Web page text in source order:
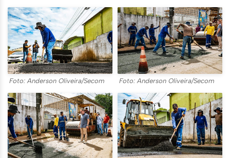
Foto: Anderson Oliveira/Secom Foto: Anderson Oliveira/Secom